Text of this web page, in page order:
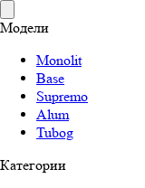
Модели
Monolit
Base
Supremo
Alum
Tubog
Категории